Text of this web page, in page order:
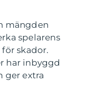
mängden
spelarens
skador.
har inbyggd
ger extra